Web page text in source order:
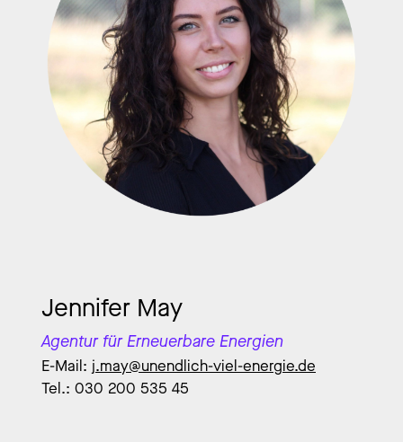
Jennifer May
Agentur für Erneuerbare Energien
E-Mail: j.may@unendlich-viel-energie.de
Tel.: 030 200 535 45